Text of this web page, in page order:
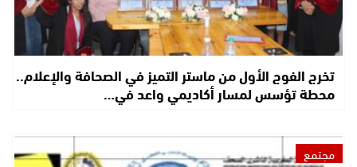
تخرج الفوج الأول من ماستر التميز في الصحافة والإعلام..
محطة تؤسس لمسار أكاديمي واعد في…
مجتمع